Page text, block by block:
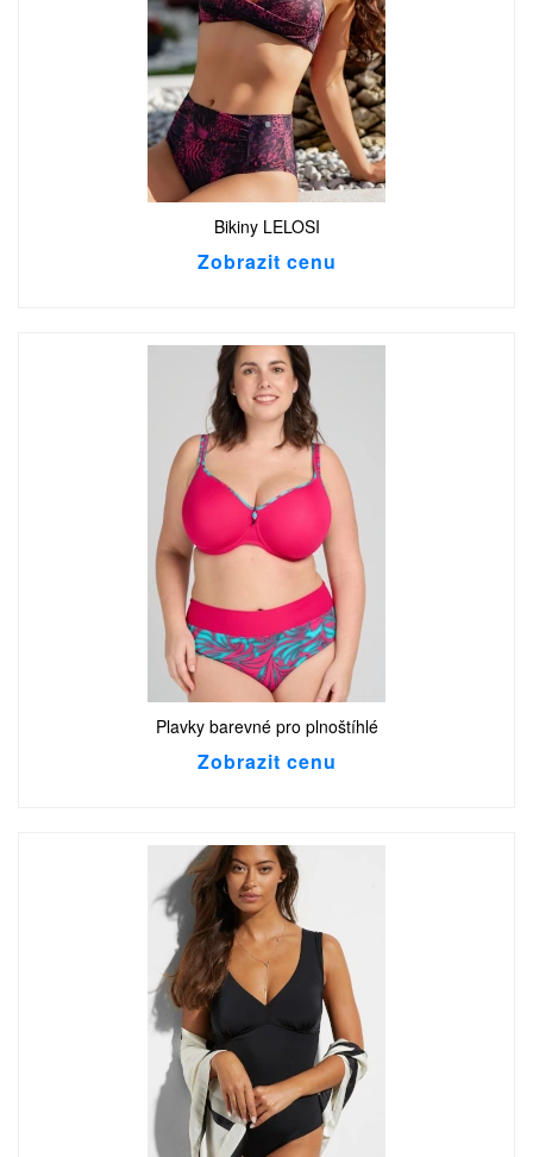
Bikiny LELOSI
Zobrazit cenu
Plavky barevné pro plnoštíhlé
Zobrazit cenu